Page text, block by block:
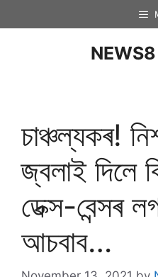
চাঞ্চল্যকৰ!
জ্বলাই দিলে
ডেক্স-বেন্সৰ
আচবাব…